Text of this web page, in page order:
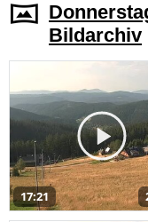
Bildarchiv
17:21